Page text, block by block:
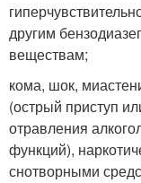
другим
веществам;
кома, шок,
(острый приступ
отравления
функций),
снотворными